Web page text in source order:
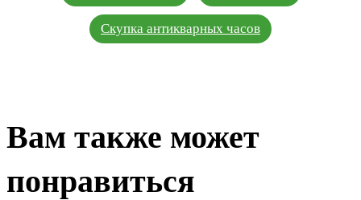
Скупка антикварных часов
Вам также может
понравиться